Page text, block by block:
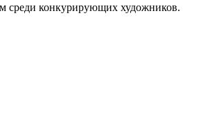
среди конкурирующих художников.